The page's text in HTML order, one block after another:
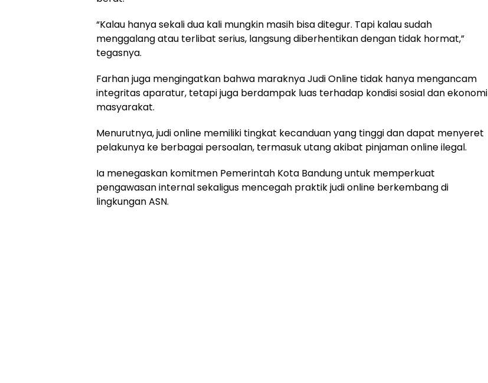
“Kalau hanya sekali dua kali mungkin masih bisa ditegur. Tapi kalau sudah
menggalang atau terlibat serius, langsung diberhentikan dengan tidak hormat,”
tegasnya.
Farhan juga mengingatkan bahwa maraknya Judi Online tidak hanya mengancam
integritas aparatur, tetapi juga berdampak luas terhadap kondisi sosial dan ekonomi
masyarakat.
Menurutnya, judi online memiliki tingkat kecanduan yang tinggi dan dapat menyeret
pelakunya ke berbagai persoalan, termasuk utang akibat pinjaman online ilegal.
Ia menegaskan komitmen Pemerintah Kota Bandung untuk memperkuat
pengawasan internal sekaligus mencegah praktik judi online berkembang di
lingkungan ASN.